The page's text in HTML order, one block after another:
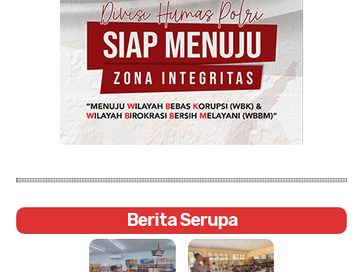
Berita Serupa